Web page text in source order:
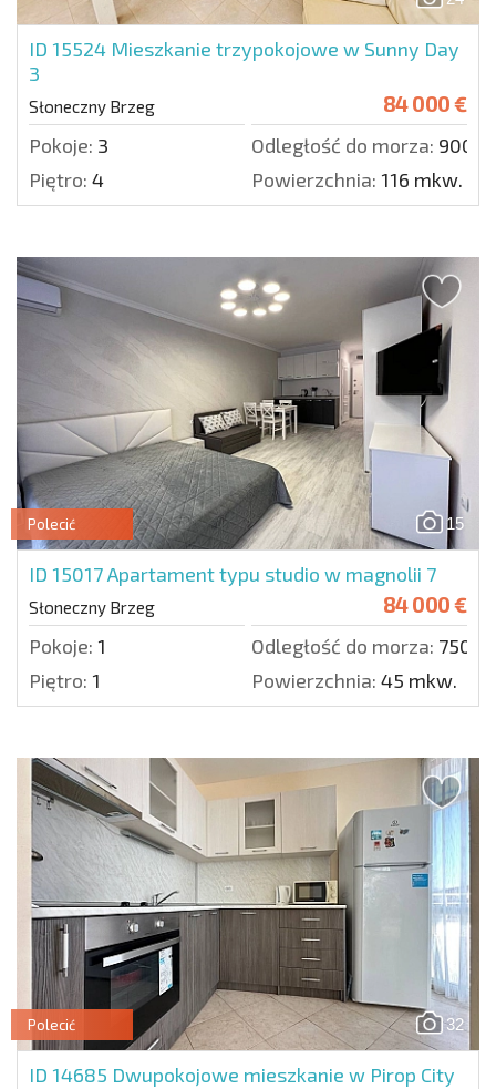
ID 15524 Mieszkanie trzypokojowe w Sunny Day
3
Słoneczny Brzeg 84 000 €
Pokoje: 3 Odległość do morza: 900
Piętro: 4 Powierzchnia: 116 mkw.
15
Polecić
ID 15017Apartament typu studio w magnolii 7
Słoneczny Brzeg 84 000 €
Pokoje: 1 Odległość do morza: 750
Piętro: 1 Powierzchnia: 45 mkw.
32
Polecić
ID 14685 Dwupokojowe mieszkanie w Pirop City